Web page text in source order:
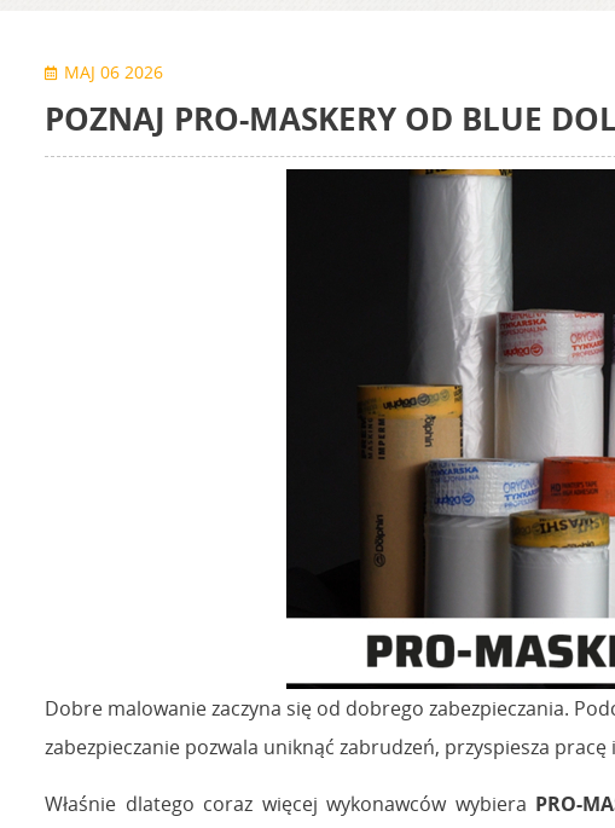
MAJ 06 2026
POZNAJ PRO-MASKERY OD BLUE
Dobre malowanie zaczyna się od dobrego zabezpieczania.
zabezpieczanie pozwala uniknąć zabrudzeń, przyspiesza
Właśnie dlatego coraz więcej wykonawców wybiera PRO-